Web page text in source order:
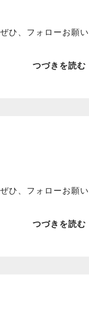
ひ、フォローお願い
つづきを読む
ひ、フォローお願い
つづきを読む